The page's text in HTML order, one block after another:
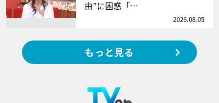
由”に困惑「…
2026.08.05
もっと見る